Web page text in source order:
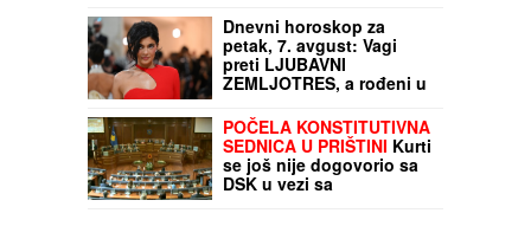
Dnevni horoskop za
petak, 7. avgust: Vagi
preti LJUBAVNI
ZEMLJOTRES, a rođeni u
rizikuju na poslu
POČELA KONSTITUTIVNA
SEDNICA U PRIŠTINI Kurti
se još nije dogovorio sa
DSK u vezi sa